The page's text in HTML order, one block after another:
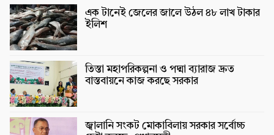
এক টানেই জেলের জালে উঠল ৪৮ লাখ টাকার
ইলিশ
তিস্তা মহাপরিকল্পনা ও পদ্মা ব্যারাজ দ্রুত
বাস্তবায়নে কাজ করছে সরকার
জ্বালানি সংকট মোকাবিলায় সরকার সর্বোচ্চ